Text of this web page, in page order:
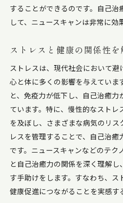
することができるのです。自己治
して、ニュースキャンは非常に効
ストレスと健康の関係性を
ストレスは、現代社会において避
心と体に多くの影響を与えていま
と、免疫力が低下し、自己治癒
ています。特に、慢性的なストレ
を及ぼし、さまざまな病気のリス
レスを管理することで、自己治
です。ニュースキャンなどのテク
と自己治癒力の関係を深く理解
す手助けをします。すなわち、ス
健康促進につながることを実感す